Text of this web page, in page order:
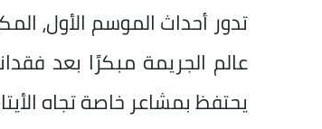
عالم الجريمة مبكرًا بعد
يحتفظ بمشاعر خاصة تجاه